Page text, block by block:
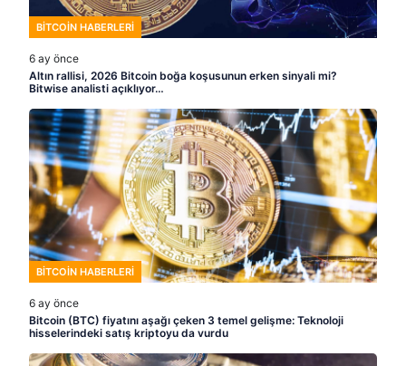
BITCOIN HABERLERI
6 ay önce
Altın rallisi, 2026 Bitcoin boğa koşusunun erken sinyali mi?
Bitwise analisti açıklıyor…
BITCOIN HABERLERI
6 ay önce
Bitcoin (BTC) fiyatını aşağı çeken 3 temel gelişme: Teknoloji
hisselerindeki satış kriptoyu da vurdu